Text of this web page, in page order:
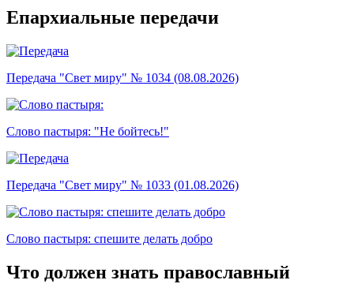
Епархиальные передачи
Передача "Свет миру" № 1034 (08.08.2026)
Слово пастыря: "Не бойтесь!"
Передача "Свет миру" № 1033 (01.08.2026)
Слово пастыря: спешите делать добро
Что должен знать православный